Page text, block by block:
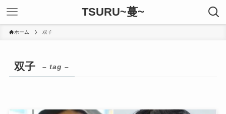
TSURU~蔓~
ホーム 双子
双子 – tag –